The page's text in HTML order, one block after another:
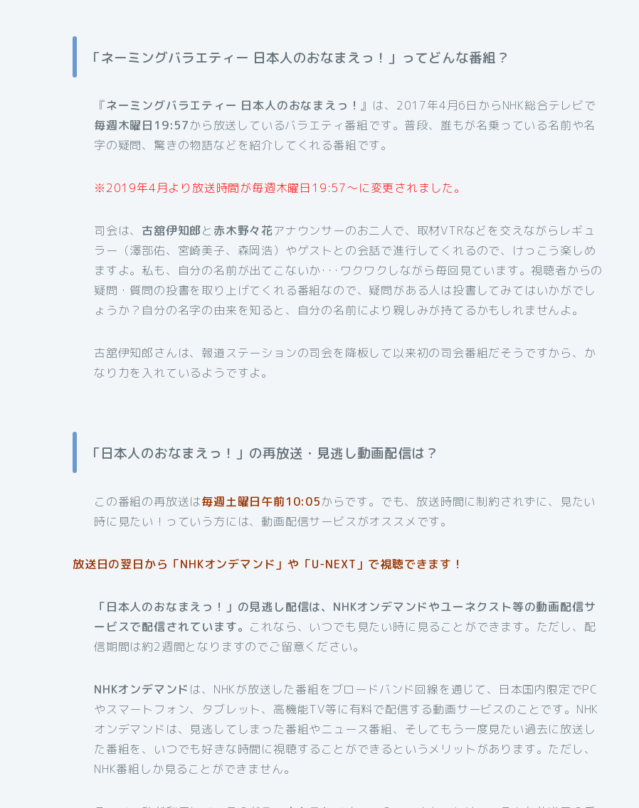
「ネーミングバラエティー 日本人のおなまえっ！」ってどんな番組？
『ネーミングバラエティー 日本人のおなまえっ！ 』は、2017年4月6日からNHK総合テレビで
毎週木曜日19:57から放送しているバラエティ番組です。普段、誰もが名乗っている名前や名
字の疑問、驚きの物語などを紹介してくれる番組です。
※2019年4月より放送時間が毎週木曜日19:57～に変更されました。
司会は、 古舘伊知郎と 赤木野々花アナウンサーのお二人で、取材VTRなどを交えながらレギュ
ラー（澤部佑、宮崎美子、森岡浩）やゲストとの会話で進行してくれるので、けっこう楽しめ
ますよ。私も、自分の名前が出てこないか･･･ワクワクしながら毎回見ています。視聴者からの
疑問・質問の投書を取り上げてくれる番組なので、疑問がある人は投書してみてはいかがでし
ょうか？自分の名字の由来を知ると、自分の名前により親しみが持てるかもしれませんよ。
古舘伊知郎さんは、報道ステーションの司会を降板して以来初の司会番組だそうですから、か
なり力を入れているようですよ。
「日本人のおなまえっ！」の再放送・見逃し動画配信は？
この番組の再放送は毎週土曜日午前10:05からです。でも、放送時間に制約されずに、見たい
時に見たい！っていう方には、動画配信サービスがオススメです。
放送日の翌日から「NHKオンデマンド」や「U-NEXT」で視聴できます！
「日本人のおなまえっ！」の見逃し配信は、NHKオンデマンドやユーネクスト等の動画配信サ
ービスで配信されています。 これなら、いつでも見たい時に見ることができます。ただし、配
信期間は約2週間となりますのでご留意ください。
NHKオンデマンド は、NHKが放送した番組をブロードバンド回線を通じて、日本国内限定でPC
やスマートフォン、タブレット、高機能TV等に有料で配信する動画サービスのことです。NHK
オンデマンドは、見逃してしまった番組やニュース番組、そしてもう一度見たい過去に放送し
た番組を、いつでも好きな時間に視聴することができるというメリットがあります。ただし、
NHK番組しか見ることができません。